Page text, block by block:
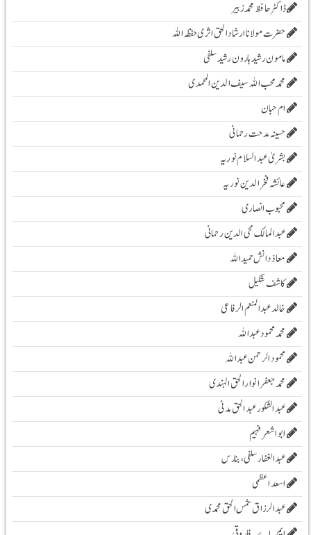
ڈاکٹر حافظ محمد زبیر
حضرت مولانا ارشادا لحق اثری حفظہ اللہ
مامون رشید ہارون رشید سلفی
محمد محب اللہ سیف الدین المحمدی
ام حبان
حسینہ مدحت رحمانی
بشریٰ عبد السلام نوریہ
عائشہ فخرالدین نوریہ
محبوب انصاری
عبدالمالک محی الدین رحمانی
معاذ دانش حمید اللہ
کاشف شکیل
خالد عبدالمنعم الرفاعی
محمد محمود عبداللہ
محمود الرحمن عبد اللہ
محمد جعفر انوار الحق الہندی
عبد الشکور عبد الحق مدنی
ابو اشعر فہیم
عبدالغفار سلفی، بنارس
اسعد اعظمی
عبدالرزاق شمس الحق محمدی